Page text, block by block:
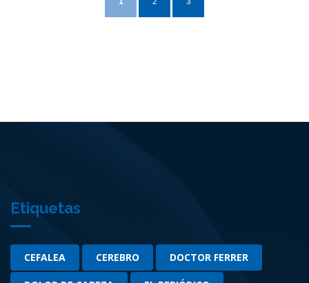
Etiquetas
CEFALEA CEREBRO DOCTOR FERRER